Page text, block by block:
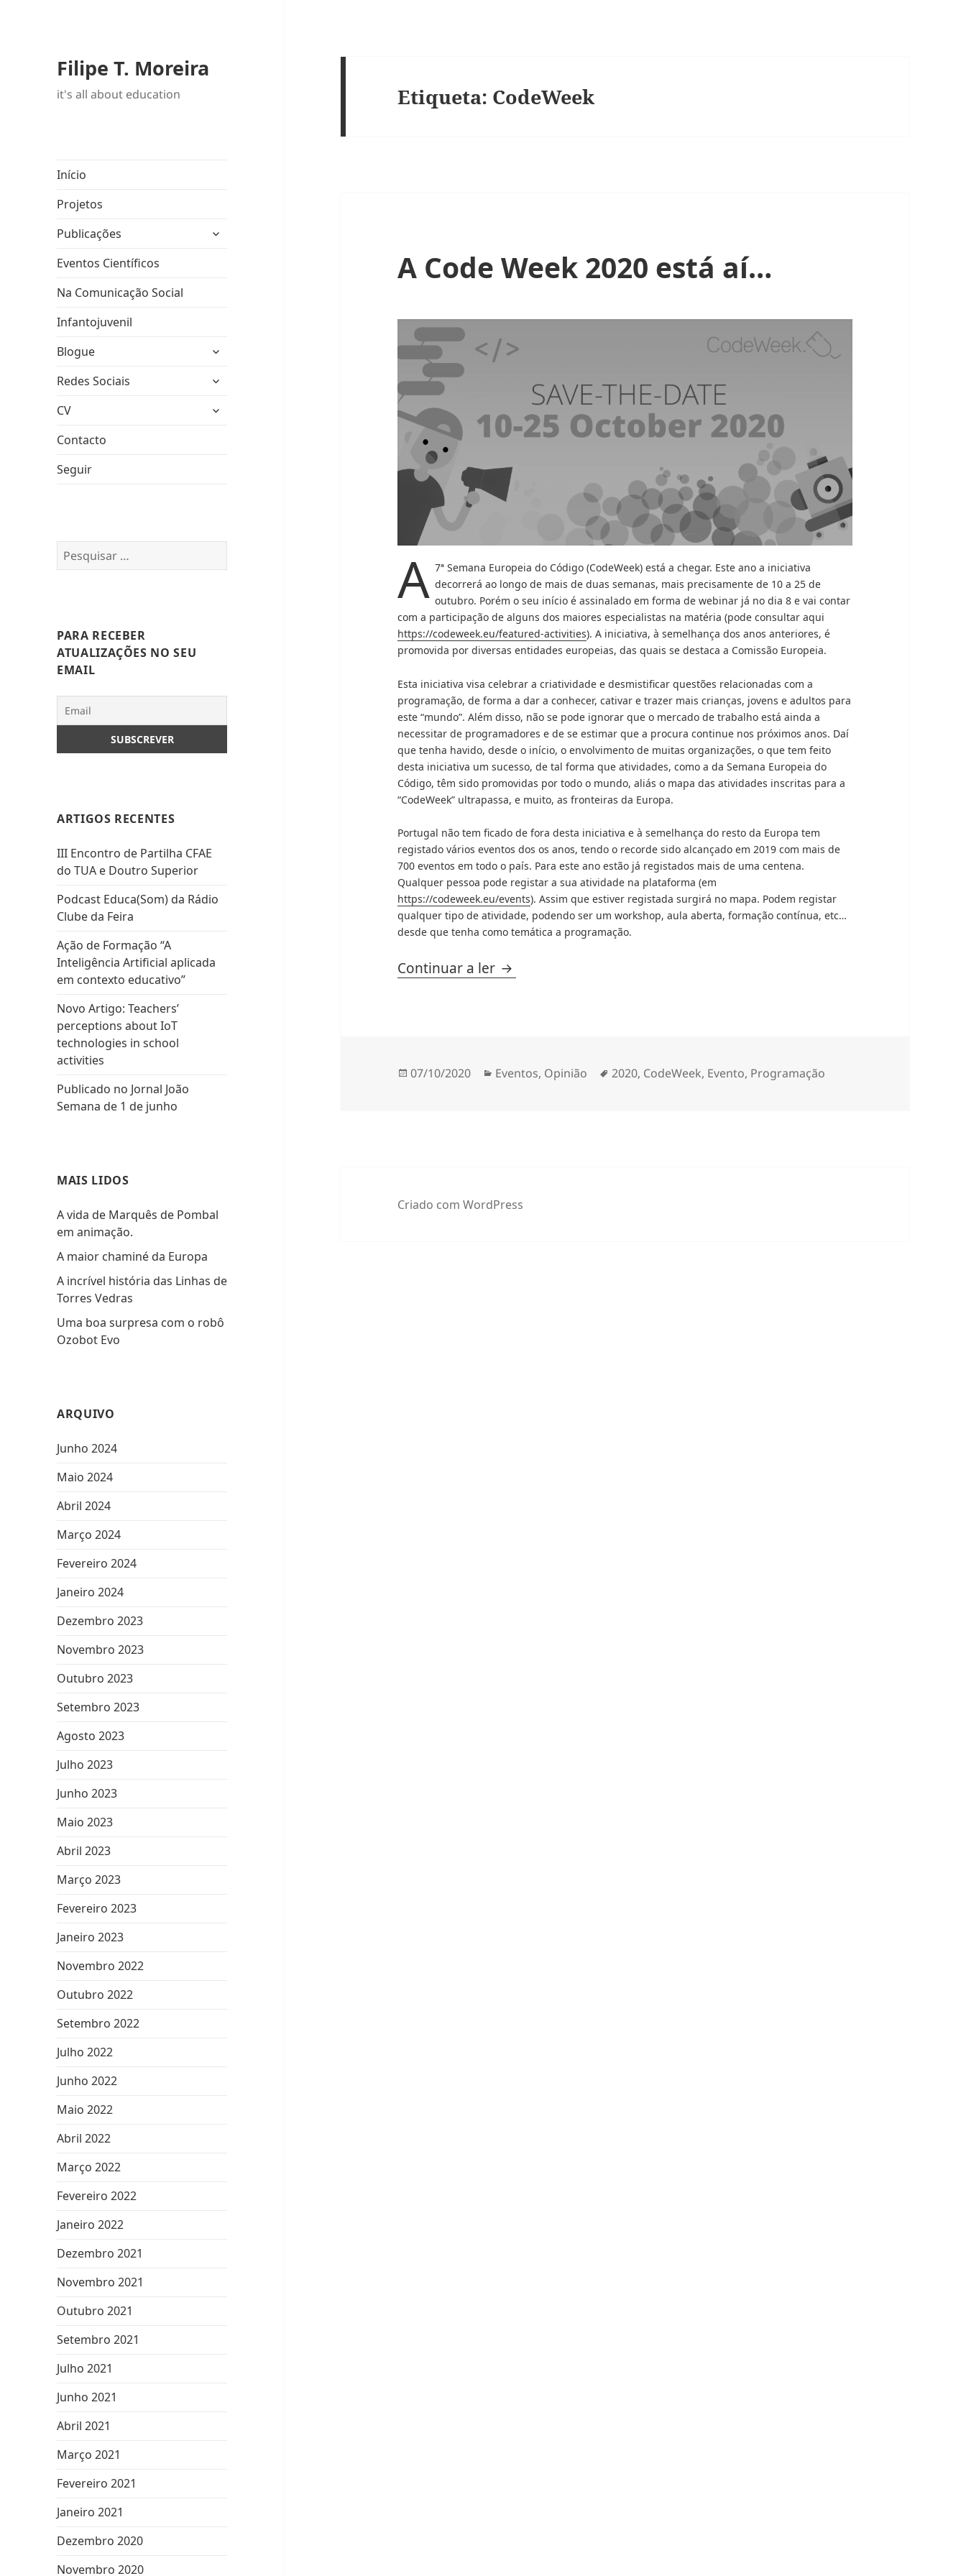
Filipe T. Moreira
it's all about education
Início
Projetos
Publicações
expandir
Eventos Científicos
Na Comunicação Social
Infantojuvenil
Blogue
expandir
Redes Sociais
expandir
CV
expandir
Contacto
Seguir
Pesquisar
por:
PARA RECEBER
ATUALIZAÇÕES NO SEU
EMAIL
ARTIGOS RECENTES
III Encontro de Partilha CFAE
do TUA e Doutro Superior
Podcast Educa(Som) da Rádio
Clube da Feira
Ação de Formação “A
Inteligência Artificial aplicada
em contexto educativo”
Novo Artigo: Teachers’
perceptions about IoT
technologies in school
activities
Publicado no Jornal João
Semana de 1 de junho
MAIS LIDOS
A vida de Marquês de Pombal
em animação.
A maior chaminé da Europa
A incrível história das Linhas de
Torres Vedras
Uma boa surpresa com o robô
Ozobot Evo
ARQUIVO
Junho 2024
Maio 2024
Abril 2024
Março 2024
Fevereiro 2024
Janeiro 2024
Dezembro 2023
Novembro 2023
Outubro 2023
Setembro 2023
Agosto 2023
Julho 2023
Junho 2023
Maio 2023
Abril 2023
Março 2023
Fevereiro 2023
Janeiro 2023
Novembro 2022
Outubro 2022
Setembro 2022
Julho 2022
Junho 2022
Maio 2022
Abril 2022
Março 2022
Fevereiro 2022
Janeiro 2022
Dezembro 2021
Novembro 2021
Outubro 2021
Setembro 2021
Julho 2021
Junho 2021
Abril 2021
Março 2021
Fevereiro 2021
Janeiro 2021
Dezembro 2020
Novembro 2020
Etiqueta: CodeWeek
A Code Week 2020 está aí…
A 7ª Semana Europeia do Código (CodeWeek) está a chegar. Este ano a iniciativa
decorrerá ao longo de mais de duas semanas, mais precisamente de 10 a 25 de
outubro. Porém o seu início é assinalado em forma de webinar já no dia 8 e vai contar
com a participação de alguns dos maiores especialistas na matéria (pode consultar aqui
https://codeweek.eu/featured-activities). A iniciativa, à semelhança dos anos anteriores, é
promovida por diversas entidades europeias, das quais se destaca a Comissão Europeia.
Esta iniciativa visa celebrar a criatividade e desmistificar questões relacionadas com a
programação, de forma a dar a conhecer, cativar e trazer mais crianças, jovens e adultos para
este “mundo”. Além disso, não se pode ignorar que o mercado de trabalho está ainda a
necessitar de programadores e de se estimar que a procura continue nos próximos anos. Daí
que tenha havido, desde o início, o envolvimento de muitas organizações, o que tem feito
desta iniciativa um sucesso, de tal forma que atividades, como a da Semana Europeia do
Código, têm sido promovidas por todo o mundo, aliás o mapa das atividades inscritas para a
“CodeWeek” ultrapassa, e muito, as fronteiras da Europa.
Portugal não tem ficado de fora desta iniciativa e à semelhança do resto da Europa tem
registado vários eventos dos os anos, tendo o recorde sido alcançado em 2019 com mais de
700 eventos em todo o país. Para este ano estão já registados mais de uma centena.
Qualquer pessoa pode registar a sua atividade na plataforma (em
https://codeweek.eu/events). Assim que estiver registada surgirá no mapa. Podem registar
qualquer tipo de atividade, podendo ser um workshop, aula aberta, formação contínua, etc…
desde que tenha como temática a programação.
Continuar a ler A Code Week 2020 está aí…
Publicado
07/10/2020 Categorias
Eventos, Opinião Etiquetas
2020, CodeWeek, Evento, Programação
Criado com WordPress